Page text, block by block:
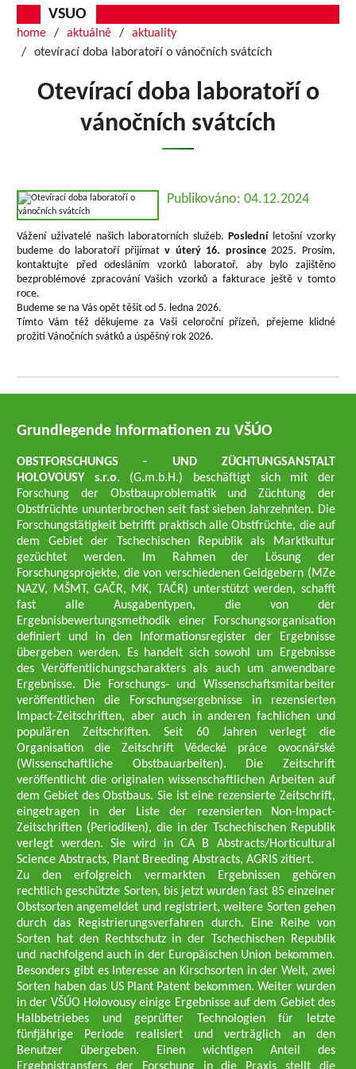
VSUO
home aktuálně
aktuality
otevírací doba laboratoří o vánočních svátcích
Otevírací doba laboratoří o
vánočních svátcích
Publikováno: 04.12.2024
Vážení uživatelé našich laboratorních služeb.Poslední letošní vzorky
budeme do laboratoří přijímatv úterý 16. prosince2025. Prosím,
kontaktujte před odesláním vzorků laboratoř, aby bylo zajištěno
bezproblémové zpracování Vašich vzorků a fakturace ještě v tomto
roce.
Budeme se na Vás opět těšit od 5. ledna 2026.
Tímto Vám též děkujeme za Vaši celoroční přízeň, přejeme klidné
prožití Vánočních svátků a úspěšný rok 2026.
Grundlegende Informationen zu VŠÚO
OBSTFORSCHUNGS - UND ZÜCHTUNGSANSTALT
HOLOVOUSY s.r.o. (G.m.b.H.) beschäftigt sich mit der
Forschung der Obstbauproblematik und Züchtung der
Obstfrüchte ununterbrochen seit fast sieben Jahrzehnten. Die
Forschungstätigkeit betrifft praktisch alle Obstfrüchte, die auf
dem Gebiet der Tschechischen Republik als Marktkultur
gezüchtet werden. Im Rahmen der Lösung der
Forschungsprojekte, die von verschiedenen Geldgebern (MZe
NAZV, MŠMT, GAČR, MK, TAČR) unterstützt werden, schafft
fast alle Ausgabentypen, die von der
Ergebnisbewertungsmethodik einer Forschungsorganisation
definiert und in den Informationsregister der Ergebnisse
übergeben werden. Es handelt sich sowohl um Ergebnisse
des Veröffentlichungscharakters als auch um anwendbare
Ergebnisse. Die Forschungs- und Wissenschaftsmitarbeiter
veröffentlichen die Forschungsergebnisse in rezensierten
Impact-Zeitschriften, aber auch in anderen fachlichen und
populären Zeitschriften. Seit 60 Jahren verlegt die
Organisation die Zeitschrift Vědecké práce ovocnářské
(Wissenschaftliche Obstbauarbeiten). Die Zeitschrift
veröffentlicht die originalen wissenschaftlichen Arbeiten auf
dem Gebiet des Obstbaus. Sie ist eine rezensierte Zeitschrift,
eingetragen in der Liste der rezensierten Non-Impact-
Zeitschriften (Periodiken), die in der Tschechischen Republik
verlegt werden. Sie wird in CA B Abstracts/Horticultural
Science Abstracts, Plant Breeding Abstracts, AGRIS zitiert.
Zu den erfolgreich vermarkten Ergebnissen gehören
rechtlich geschützte Sorten, bis jetzt wurden fast 85 einzelner
Obstsorten angemeldet und registriert, weitere Sorten gehen
durch das Registrierungsverfahren durch. Eine Reihe von
Sorten hat den Rechtschutz in der Tschechischen Republik
und nachfolgend auch in der Europäischen Union bekommen.
Besonders gibt es Interesse an Kirschsorten in der Welt, zwei
Sorten haben das US Plant Patent bekommen. Weiter wurden
in der VŠÚO Holovousy einige Ergebnisse auf dem Gebiet des
Halbbetriebes und geprüfter Technologien für letzte
fünfjährige Periode realisiert und verträglich an den
Benutzer übergeben. Einen wichtigen Anteil des